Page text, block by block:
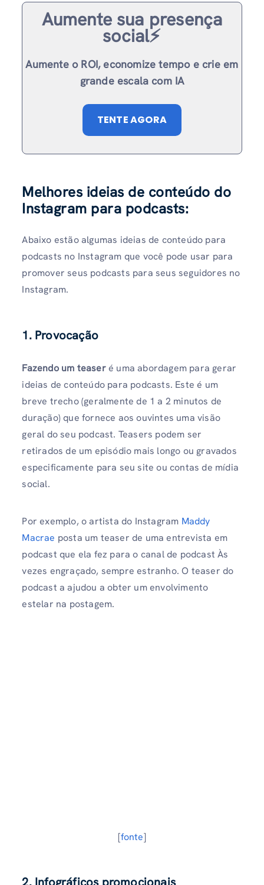
Aumente sua presença
social⚡️
Aumente o ROI, economize tempo e crie em
grande escala com IA
TENTE AGORA
Melhores ideias de conteúdo do
Instagram para podcasts:
Abaixo estão algumas ideias de conteúdo para
podcasts no Instagram que você pode usar para
promover seus podcasts para seus seguidores no
Instagram.
1. Provocação
Fazendo um teaseré uma abordagem para gerar
ideias de conteúdo para podcasts. Este é um
breve trecho (geralmente de 1 a 2 minutos de
duração) que fornece aos ouvintes uma visão
geral do seu podcast. Teasers podem ser
retirados de um episódio mais longo ou gravados
especificamente para seu site ou contas de mídia
social.
Por exemplo, o artista do Instagram Maddy
Macrae posta um teaser de uma entrevista em
podcast que ela fez para o canal de podcast Às
vezes engraçado, sempre estranho. O teaser do
podcast a ajudou a obter um envolvimento
estelar na postagem.
[fonte]